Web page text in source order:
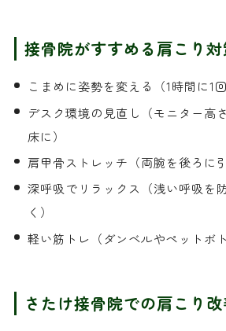
接骨院がすすめる肩こり
こまめに姿勢を変える（1時間に1
デスク環境の見直し（モニター高
床に）
肩甲骨ストレッチ（両腕を後ろに
深呼吸でリラックス（浅い呼吸を
く）
軽い筋トレ（ダンベルやペットボ
さたけ接骨院での肩こり